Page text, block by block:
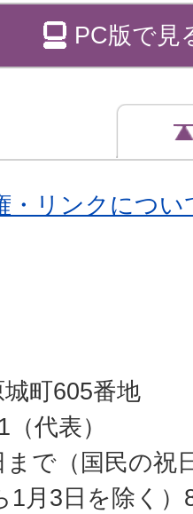
PC版で見
・リンクについ
町605番地
代表）
まで（国民の祝
1月3日を除く